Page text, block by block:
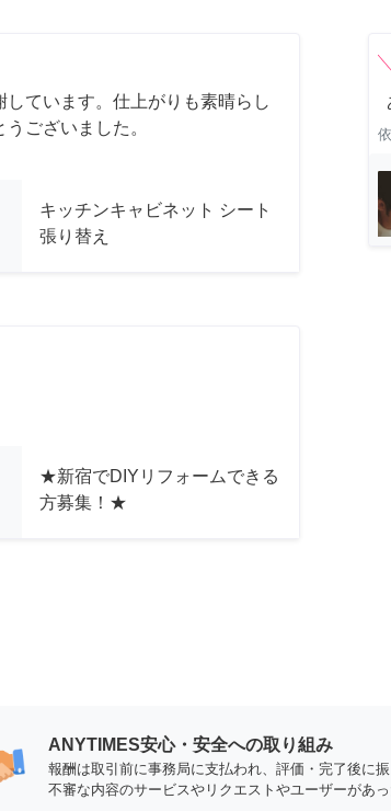
ています。仕上がりも素晴らし
ございました。
キッチンキャビネット シート
張り替え
★新宿でDIYリフォームできる
方募集！★
ANYTIMES安心・安全への取り組み
報酬は取引前に事務局に支払われ、評価・完了後に
不審な内容のサービスやリクエストやユーザーがあ